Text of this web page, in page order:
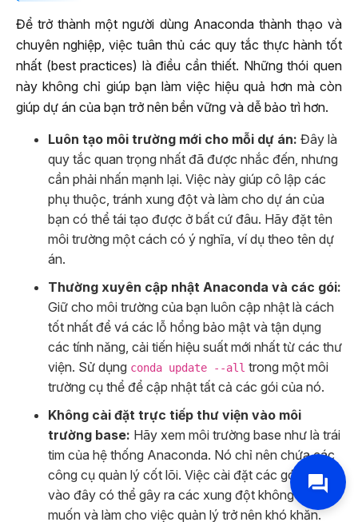
Để trở thành một người dùng Anaconda thành thạo và
chuyên nghiệp, việc tuân thủ các quy tắc thực hành tốt
nhất (best practices) là điều cần thiết. Những thói quen
này không chỉ giúp bạn làm việc hiệu quả hơn mà còn
giúp dự án của bạn trở nên bền vững và dễ bảo trì hơn.
Luôn tạo môi trường mới cho mỗi dự án: Đây là
quy tắc quan trọng nhất đã được nhắc đến, nhưng
cần phải nhấn mạnh lại. Việc này giúp cô lập các
phụ thuộc, tránh xung đột và làm cho dự án của
bạn có thể tái tạo được ở bất cứ đâu. Hãy đặt tên
môi trường một cách có ý nghĩa, ví dụ theo tên dự
án.
Thường xuyên cập nhật Anaconda và các gói:
Giữ cho môi trường của bạn luôn cập nhật là cách
tốt nhất để vá các lỗ hổng bảo mật và tận dụng
các tính năng, cải tiến hiệu suất mới nhất từ các thư
viện. Sử dụng conda update --all trong một môi
trường cụ thể để cập nhật tất cả các gói của nó.
Không cài đặt trực tiếp thư viện vào môi
trường base: Hãy xem môi trường base như là trái
tim của hệ thống Anaconda. Nó chỉ nên chứa các
công cụ quản lý cốt lõi. Việc cài đặt các gói dự án
vào đây có thể gây ra các xung đột không mong
muốn và làm cho việc quản lý trở nên khó khăn.